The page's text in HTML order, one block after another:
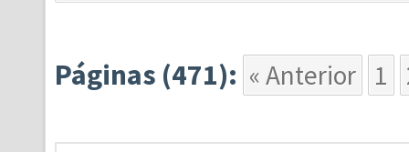
Páginas (471): « Anterior 1